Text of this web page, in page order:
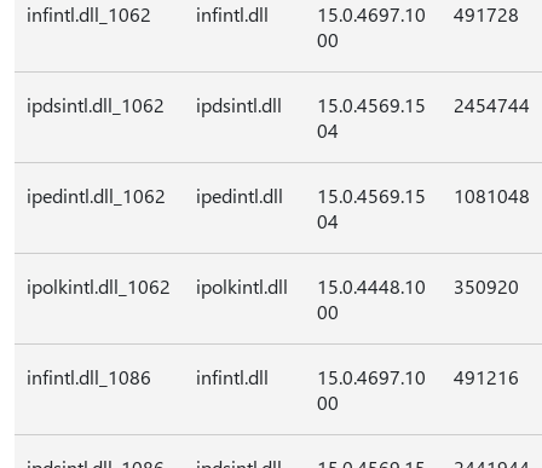
infintl.dll_1062 infintl.dll
15.0.4697.10
00
491728
ipdsintl.dll_1062 ipdsintl.dll
15.0.4569.15
04
2454744
ipedintl.dll_1062 ipedintl.dll
15.0.4569.15
04
1081048
ipolkintl.dll_1062 ipolkintl.dll
15.0.4448.10
00
350920
infintl.dll_1086 infintl.dll
15.0.4697.10
00
491216